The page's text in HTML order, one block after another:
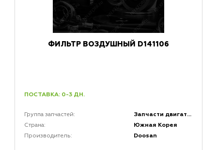
ФИЛЬТР ВОЗДУШНЫЙ D141106
ПОСТАВКА: 0-3 ДН.
Группа запчастей: Запчасти двигателей
Страна: Южная Корея
Производитель: Doosan